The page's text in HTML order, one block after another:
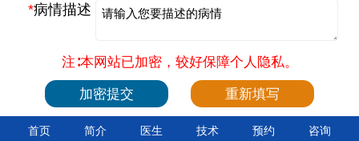
*病情描述
注∶本网站已加密，较好保障个人隐私。
首页 简介 医生 技术 预约 咨询